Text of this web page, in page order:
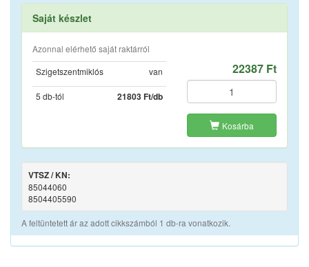
Saját készlet
Azonnal elérhető saját raktárról
Szigetszentmiklós
van
5 db-tól 21803 Ft/db
22387 Ft
Kosárba
VTSZ / KN:
85044060
8504405590
A feltüntetett ár az adott cikkszámból 1 db-ra vonatkozik.